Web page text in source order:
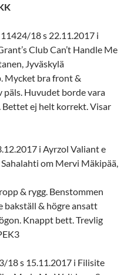
18 s 22.11.2017 i
Club Can’t Handle Me
Jyväskylä
Mycket bra front &
päls. Huvudet borde vara
ej helt korrekt. Visar
i Ayrzol Valiant e
om Mervi Mäkipää,
& rygg. Benstommen
bakställ & högre ansatt
Knappt bett. Trevlig
18 s 15.11.2017 i Filisite